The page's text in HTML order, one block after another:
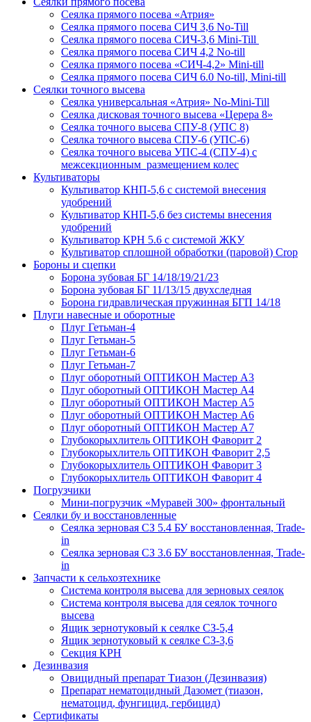
Сеялка прямого посева «Атрия»
Сеялка прямого посева СИЧ 3,6 No-Till
Сеялка прямого посева СИЧ-3,6 Mini-Till
Сеялка прямого посева СИЧ 4,2 No-till
Сеялка прямого посева «СИЧ-4,2» Mini-till
Сеялка прямого посева СИЧ 6.0 No-till, Mini-till
Сеялки точного высева
Сеялка универсальная «Атрия» No-Mini-Till
Сеялка дисковая точного высева «Церера 8»
Сеялка точного высева СПУ-8 (УПС 8)
Сеялка точного высева СПУ-6 (УПС-6)
Сеялка точного высева УПС-4 (СПУ-4) с
межсекционным размещением колес
Культиваторы
Культиватор КНП-5,6 с системой внесения
удобрений
Культиватор КНП-5,6 без системы внесения
удобрений
Культиватор КРН 5.6 с системой ЖКУ
Культиватор сплошной обработки (паровой) Crop
Бороны и сцепки
Борона зубовая БГ 14/18/19/21/23
Борона зубовая БГ 11/13/15 двухследная
Борона гидравлическая пружинная БГП 14/18
Плуги навесные и оборотные
Плуг Гетьман-4
Плуг Гетьман-5
Плуг Гетьман-6
Плуг Гетьман-7
Плуг оборотный ОПТИКОН Мастер А3
Плуг оборотный ОПТИКОН Мастер А4
Плуг оборотный ОПТИКОН Мастер А5
Плуг оборотный ОПТИКОН Мастер А6
Плуг оборотный ОПТИКОН Мастер А7
Глубокорыхлитель ОПТИКОН Фаворит 2
Глубокорыхлитель ОПТИКОН Фаворит 2,5
Глубокорыхлитель ОПТИКОН Фаворит 3
Глубокорыхлитель ОПТИКОН Фаворит 4
Погрузчики
Мини-погрузчик «Муравей 300» фронтальный
Сеялки бу и восстановленные
Сеялка зерновая СЗ 5.4 БУ восстановленная, Trade-
in
Сеялка зерновая СЗ 3.6 БУ восстановленная, Trade-
in
Запчасти к сельхозтехнике
Система контроля высева для зерновых сеялок
Система контроля высева для сеялок точного
высева
Ящик зернотуковый к сеялке СЗ-5,4
Ящик зернотуковый к сеялке СЗ-3,6
Секция КРН
Дезинвазия
Овицидный препарат Тиазон (Дезинвазия)
Препарат нематоцидный Дазомет (тиазон,
нематоцид, фунгицид, гербицид)
Сертификаты